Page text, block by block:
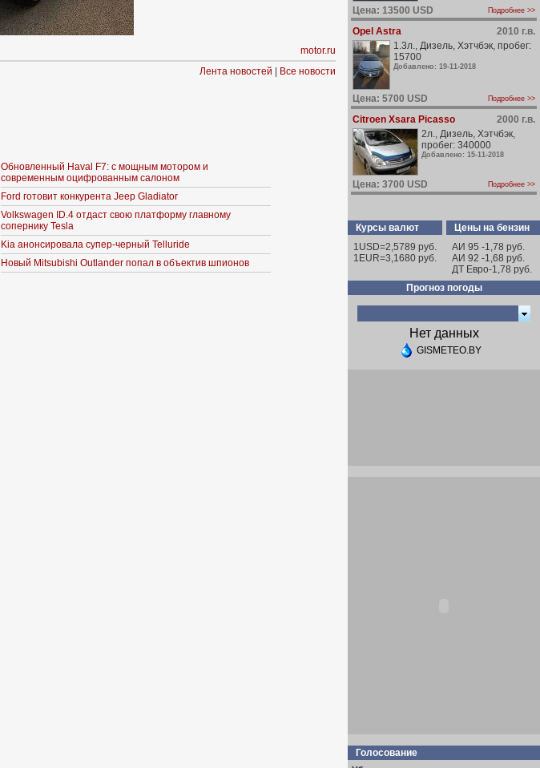
motor.ru
Лента новостей
Все новости
Обновленный Haval F7: с мощным мотором и
современным оцифрованным салоном
Ford готовит конкурента Jeep Gladiator
Volkswagen ID.4 отдаст свою платформу главному
сопернику Tesla
Kia анонсировала супер-черный Telluride
Новый Mitsubishi Outlander попал в объектив шпионов
Цена: 13500 USD Подробнее >>
Opel Astra
2010 г.в.
1.3л., Дизель, Хэтчбэк, пробег:
15700
Добавлено: 19-11-2018
Цена: 5700 USD Подробнее >>
Citroen Xsara Picasso
2000 г.в.
2л., Дизель, Хэтчбэк,
пробег: 340000
Добавлено: 15-11-2018
Цена: 3700 USD Подробнее >>
Курсы валют
1USD=2,5789 руб.
1EUR=3,1680 руб.
Цены на бензин
АИ 95 -1,78 руб.
АИ 92 -1,68 руб.
ДТ Евро-1,78 руб.
Прогноз погоды
Нет данных
GISMETEO.BY
Голосование